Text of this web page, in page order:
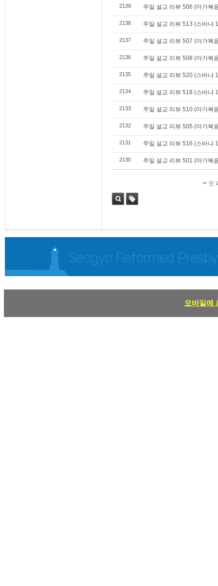
2139 주일 설교 리뷰 506 (마가복
2138 주일 설교 리뷰 513 (스바냐
2137 주일 설교 리뷰 507 (마가복
2136 주일 설교 리뷰 508 (마가복
2135 주일 설교 리뷰 520 (스바냐
2134 주일 설교 리뷰 518 (스바냐
2133 주일 설교 리뷰 510 (마가복
2132 주일 설교 리뷰 505 (마가복
2131 주일 설교 리뷰 516 (스바냐
2130 주일 설교 리뷰 501 (마가복
첫
모바일에